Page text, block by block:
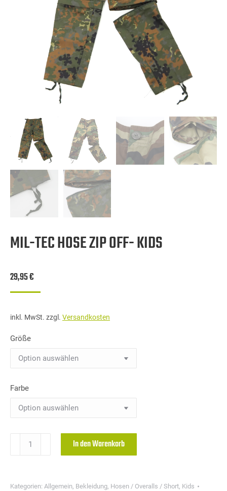
MIL-TEC HOSE ZIP OFF- KIDS
29,95€
inkl. MwSt. zzgl. Versandkosten
Größe
Farbe
Tec
ZIP
In den Warenkorb
Kategorien: Allgemein, Bekleidung, Hosen / Overalls / Short, Kids